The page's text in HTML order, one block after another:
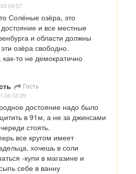
04:57
Солёные озёра, это
и все местные
и области должны
озёра свободно.
как-то не демократично
Гость
03:29
достояние надо было
в 91м, а не за джинсами
стоять.
все кругом имеет
хочешь в соли
-купи в магазине и
себе в ванну